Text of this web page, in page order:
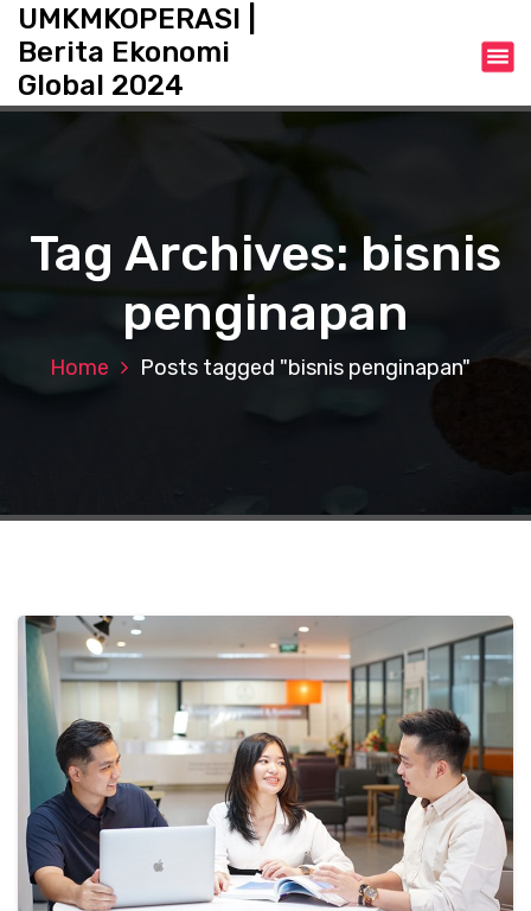
t
UMKMKOPERASI |
Berita Ekonomi
Global 2024
Tag Archives: bisnis
penginapan
Home Posts tagged "bisnis penginapan"